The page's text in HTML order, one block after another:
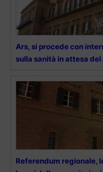
Ars, si procede con
sulla sanità in attesa
Referendum regionale,